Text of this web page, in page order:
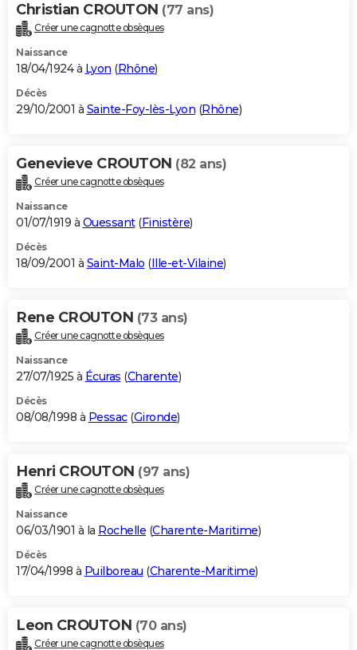
Christian CROUTON (77 ans)
Créer une cagnotte obsèques
Naissance
18/04/1924 à Lyon (Rhône)
Décès
29/10/2001 à Sainte-Foy-lès-Lyon (Rhône)
Genevieve CROUTON (82 ans)
Créer une cagnotte obsèques
Naissance
01/07/1919 à Ouessant(Finistère)
Décès
18/09/2001 à Saint-Malo (Ille-et-Vilaine)
Rene CROUTON (73 ans)
Créer une cagnotte obsèques
Naissance
27/07/1925 à Écuras (Charente)
Décès
08/08/1998 à Pessac(Gironde)
Henri CROUTON (97 ans)
Créer une cagnotte obsèques
Naissance
06/03/1901 à la Rochelle (Charente-Maritime)
Décès
17/04/1998 à Puilboreau (Charente-Maritime)
Leon CROUTON (70 ans)
Créer une cagnotte obsèques